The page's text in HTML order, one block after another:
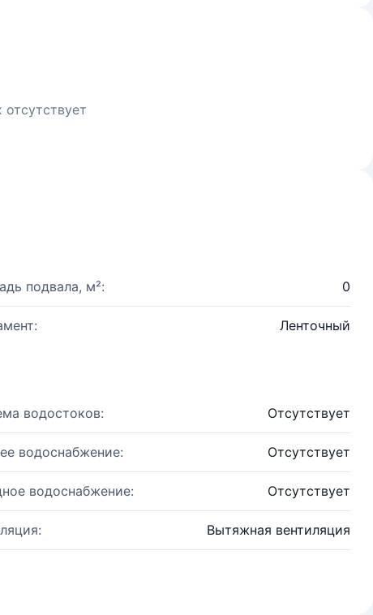
подвала, м²: 0
Ленточный
водостоков: Отсутствует
водоснабжение: Отсутствует
водоснабжение: Отсутствует
Вытяжная вентиляция